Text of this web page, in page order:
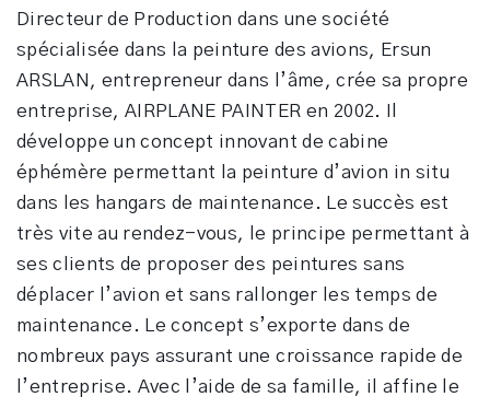
Directeur de Production dans une société
spécialisée dans la peinture des avions, Ersun
ARSLAN , entrepreneur dans l’âme, crée sa propre
entreprise, AIRPLANE PAINTER en 2002. Il
développe un concept innovant de cabine
éphémère permettant la peinture d’avion in situ
dans les hangars de maintenance. Le succès est
très vite au rendez-vous, le principe permettant à
ses clients de proposer des peintures sans
déplacer l’avion et sans rallonger les temps de
maintenance. Le concept s’exporte dans de
nombreux pays assurant une croissance rapide de
l’entreprise. Avec l’aide de sa famille, il affine le